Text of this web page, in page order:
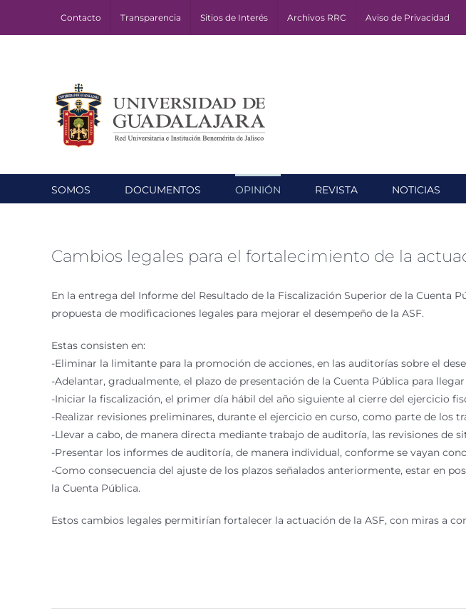
Contacto Transparencia Sitios de Interés Archivos RRC Aviso de Privacidad
SOMOS DOCUMENTOS OPINIÓN REVISTA NOTICIAS
Cambios legales para el fortalecimiento de la
En la entrega del Informe del Resultado de la Fiscalización Superior de la Cuenta
propuesta de modificaciones legales para mejorar el desempeño de la ASF.
Estas consisten en:
-Eliminar la limitante para la promoción de acciones, en las auditorías sobre el
-Adelantar, gradualmente, el plazo de presentación de la Cuenta Pública para
-Iniciar la fiscalización, el primer día hábil del año siguiente al cierre del ejercicio
-Realizar revisiones preliminares, durante el ejercicio en curso, como parte de los
-Llevar a cabo, de manera directa mediante trabajo de auditoría, las revisiones
-Presentar los informes de auditoría, de manera individual, conforme se vayan
-Como consecuencia del ajuste de los plazos señalados anteriormente, estar en
la Cuenta Pública.
Estos cambios legales permitirían fortalecer la actuación de la ASF, con miras a